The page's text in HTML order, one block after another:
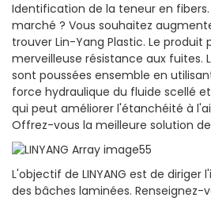
Identification de la teneur en
marché ? Vous souhaitez
trouver Lin-Yang Plastic. Le produit
merveilleuse résistance aux fuites.
sont poussées ensemble en
force hydraulique du fluide scellé
qui peut améliorer l'étanchéité à
Offrez-vous la meilleure solution
L'objectif de LINYANG est de
des bâches laminées.